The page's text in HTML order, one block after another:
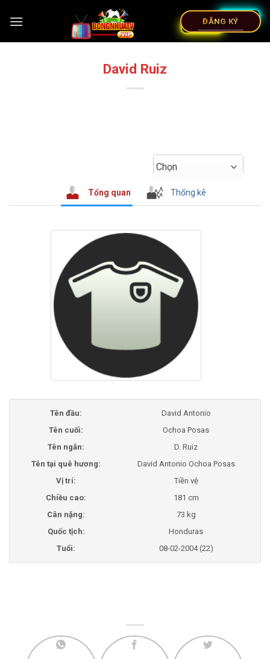
ĐĂNG KÝ
David Ruiz
Chọn
Tổng quan Thống kê
Tên đầu:
David Antonio
Tên cuối:
Ochoa Posas
Tên ngắn:
D. Ruiz
Tên tại quê hương:
David Antonio Ochoa Posas
Vị trí:
Tiền vệ
Chiều cao:
181 cm
Cân nặng:
73 kg
Quốc tịch:
Honduras
Tuổi:
08-02-2004 (22)